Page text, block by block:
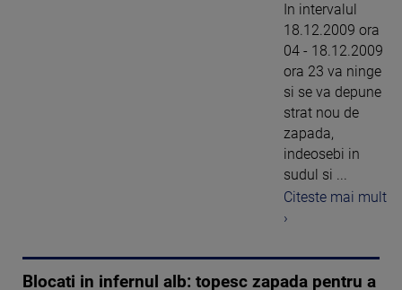
In intervalul
18.12.2009 ora
04 - 18.12.2009
ora 23 va ninge
si se va depune
strat nou de
zapada,
indeosebi in
sudul si ...
Citeste mai mult
›
Blocati in infernul alb: topesc zapada pentru a